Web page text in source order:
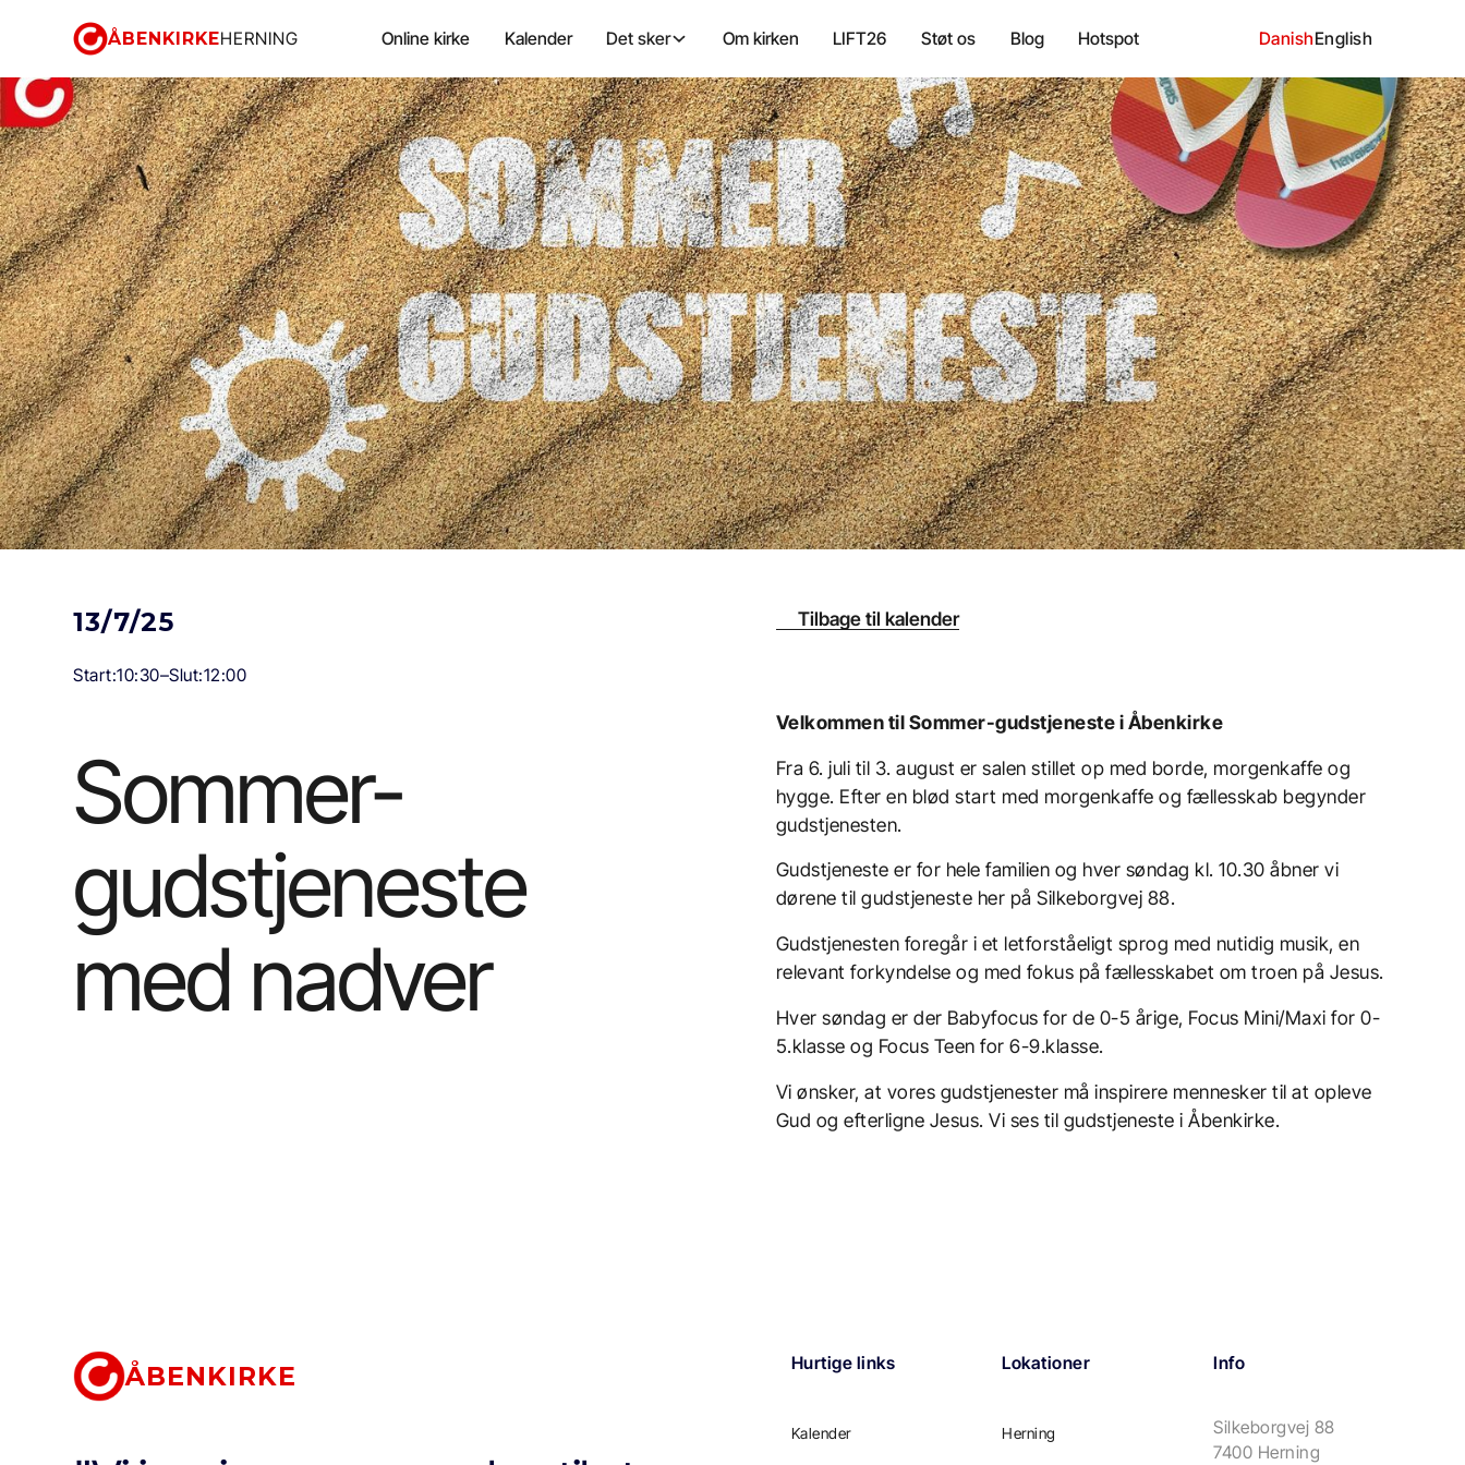
ÅBENKIRKEHERNING Online kirke Kalender Det sker Om kirken LIFT26 Støt os Blog Hotspot DanishEnglish
13/7/25
Start:10:30–Slut:12:00
Sommer-
gudstjeneste
med nadver
Tilbage til kalender
Velkommen til Sommer-gudstjeneste i Åbenkirke
Fra 6. juli til 3. august er salen stillet op med borde, morgenkaffe og
hygge. Efter en blød start med morgenkaffe og fællesskab begynder
gudstjenesten.
Gudstjeneste er for hele familien og hver søndag kl. 10.30 åbner vi
dørene til gudstjeneste her på Silkeborgvej 88.
Gudstjenesten foregår i et letforståeligt sprog med nutidig musik, en
relevant forkyndelse og med fokus på fællesskabet om troen på Jesus.
Hver søndag er der Babyfocus for de 0-5 årige, Focus Mini/Maxi for 0-
5.klasse og Focus Teen for 6-9.klasse.
Vi ønsker, at vores gudstjenester må inspirere mennesker til at opleve
Gud og efterligne Jesus. Vi ses til gudstjeneste i Åbenkirke.
ÅBENKIRKE Hurtige links
Kalender
Lokationer
Herning
Info
Silkeborgvej 88
7400 Herning